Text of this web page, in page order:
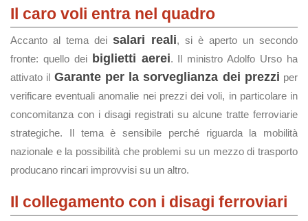
Il caro voli entra nel quadro
Accanto al tema dei salari reali, si è aperto un secondo
fronte: quello dei biglietti aerei. Il ministro Adolfo Urso ha
attivato il Garante per la sorveglianza dei prezzi per
verificare eventuali anomalie nei prezzi dei voli, in particolare in
concomitanza con i disagi registrati su alcune tratte ferroviarie
strategiche. Il tema è sensibile perché riguarda la mobilità
nazionale e la possibilità che problemi su un mezzo di trasporto
producano rincari improvvisi su un altro.
Il collegamento con i disagi ferroviari